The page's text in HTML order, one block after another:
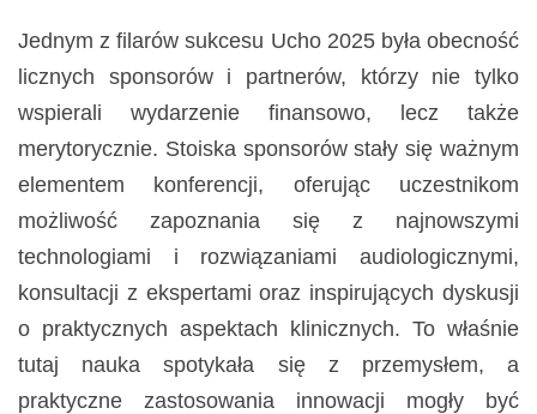
Jednym z filarów sukcesu Ucho 2025 była obecność
licznych sponsorów i partnerów, którzy nie tylko
wspierali wydarzenie finansowo, lecz także
merytorycznie. Stoiska sponsorów stały się ważnym
elementem konferencji, oferując uczestnikom
możliwość zapoznania się z najnowszymi
technologiami i rozwiązaniami audiologicznymi,
konsultacji z ekspertami oraz inspirujących dyskusji
o praktycznych aspektach klinicznych. To właśnie
tutaj nauka spotykała się z przemysłem, a
praktyczne zastosowania innowacji mogły być